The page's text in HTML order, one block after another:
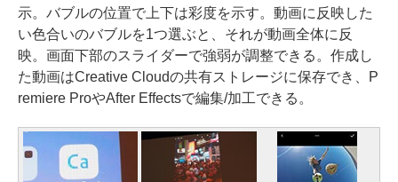
示。バブルの位置で上下は彩度を示す。動画に反映した
い色合いのバブルを1つ選ぶと、それが動画全体に反
映。画面下部のスライダーで強弱が調整できる。作成し
た動画はCreative Cloudの共有ストレージに保存でき、P
remiere ProやAfter Effectsで編集/加工できる。